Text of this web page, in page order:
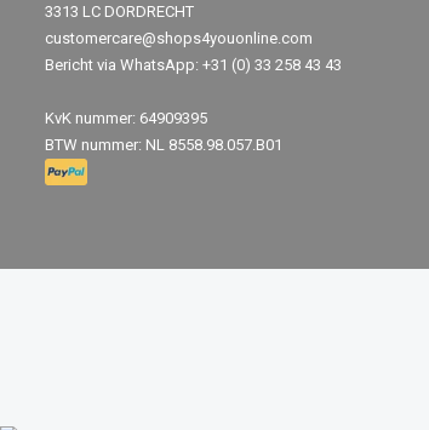
3313 LC DORDRECHT
customercare@shops4youonline.com
Bericht via WhatsApp: +31 (0) 33 258 43 43
KvK nummer: 64909395
BTW nummer: NL 8558.98.057.B01